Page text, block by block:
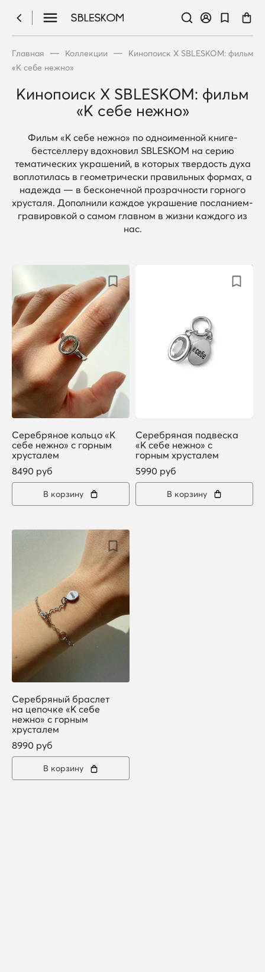
Главная — Коллекции —
Кинопоиск X SBLESKOM: фильм
«К себе нежно»
Кинопоиск X SBLESKOM: фильм
«К себе нежно»
Фильм «К себе нежно» по одноименной книге-
бестселлеру вдохновил SBLESKOM на серию
тематических украшений, в которых твердость духа
воплотилась в геометрически правильных формах, а
надежда — в бесконечной прозрачности горного
хрусталя. Дополнили каждое украшение посланием-
гравировкой о самом главном в жизни каждого из
нас.
Серебряное кольцо «К
себе нежно» с горным
хрусталем
8490 руб
В корзину
Серебряная подвеска
«К себе нежно» с
горным хрусталем
5990 руб
В корзину
Серебряный браслет
на цепочке «К себе
нежно» с горным
хрусталем
8990 руб
В корзину